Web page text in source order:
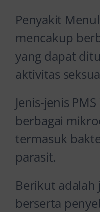
Penyakit
mencakup
yang dapat
aktivitas
Jenis-jenis
berbagai
termasuk
parasit.
Berikut adalah
berserta